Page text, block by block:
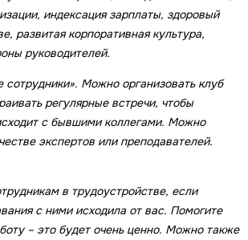
индексация зарплаты, здоровый
развитая корпоративная культура,
руководителей.
сотрудники». Можно организовать клуб
регулярные встречи, чтобы
с бывшими коллегами. Можно
экспертов или преподавателей.
в трудоустройстве, если
с ними исходила от вас. Помогите
– это будет очень ценно. Можно также